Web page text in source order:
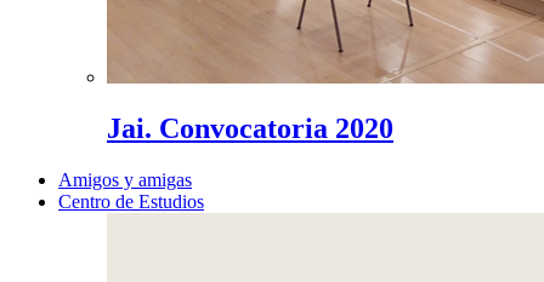
Jai. Convocatoria 2020
Amigos y amigas
Centro de Estudios